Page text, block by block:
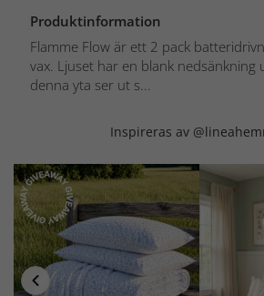
Produktinformation
Flamme Flow är ett 2 pack
vax. Ljuset har en blank nedsänkning
denna yta ser ut s...
Inspireras av